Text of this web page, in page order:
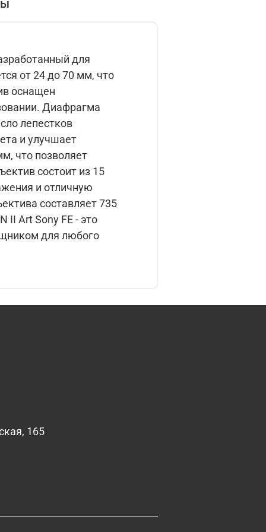
для
Диафрагма
и улучшает
что позволяет
и отличную
составляет 735
для любого
165